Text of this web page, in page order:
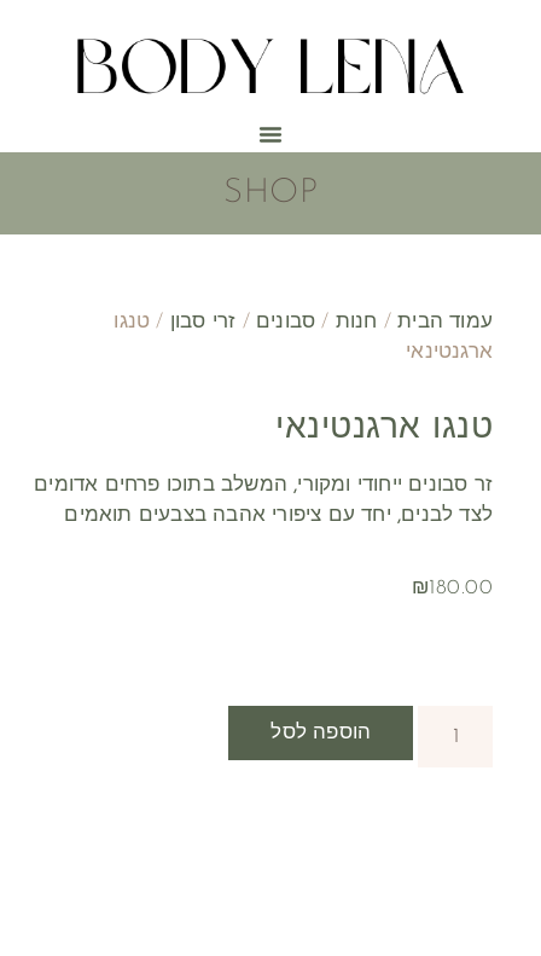
SHOP
עמוד הבית/ חנות / סבונים / זרי סבון / טנגו
ארגנטינאי
טנגו ארגנטינאי
זר סבונים ייחודי ומקורי, המשלב בתוכו פרחים אדומים
לצד לבנים, יחד עם ציפורי אהבה בצבעים תואמים
₪180.00
הוספה לסל